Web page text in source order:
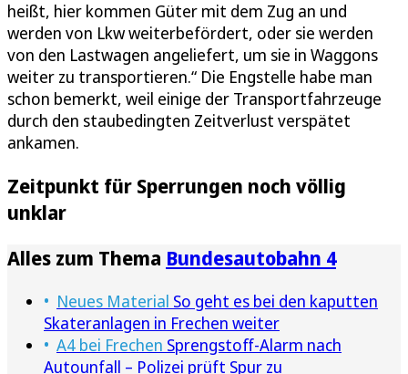
heißt, hier kommen Güter mit dem Zug an und
werden von Lkw weiterbefördert, oder sie werden
von den Lastwagen angeliefert, um sie in Waggons
weiter zu transportieren.“ Die Engstelle habe man
schon bemerkt, weil einige der Transportfahrzeuge
durch den staubedingten Zeitverlust verspätet
ankamen.
Zeitpunkt für Sperrungen noch völlig
unklar
Alles zum Thema Bundesautobahn 4
Neues Material So geht es bei den kaputten
Skateranlagen in Frechen weiter
A4 bei Frechen Sprengstoff-Alarm nach
Autounfall – Polizei prüft Spur zu